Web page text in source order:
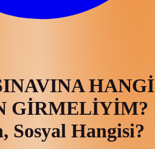
HANGİ
GİRMELİYİM?
Sosyal Hangisi?